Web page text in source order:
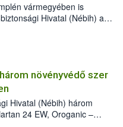
vármegyében is
Hivatal (Nébih) a
jelenlétét. A
meg, de már fertőzött
a szlovák
megállítása érdekében.
növényvédő szer
Hivatal (Nébih) három
24 EW, Oroganic –